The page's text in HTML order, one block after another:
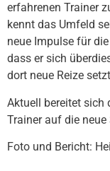
erfahrenen Trainer
kennt das Umfeld
neue Impulse für
dass er sich
dort neue Reize
Aktuell bereitet sich
Trainer auf die neue
Foto und Bericht: